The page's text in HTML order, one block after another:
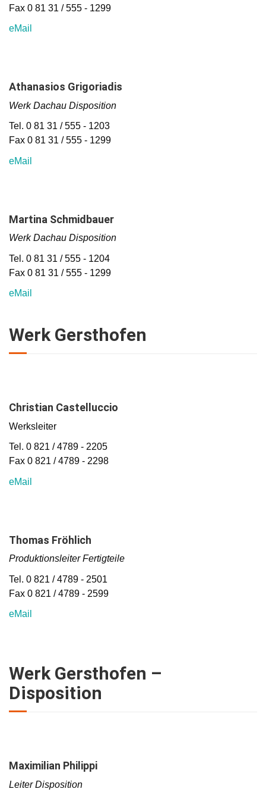
Fax 0 81 31 / 555 - 1299
eMail
Athanasios Grigoriadis
Werk Dachau Disposition
Tel. 0 81 31 / 555 - 1203
Fax 0 81 31 / 555 - 1299
eMail
Martina Schmidbauer
Werk Dachau Disposition
Tel. 0 81 31 / 555 - 1204
Fax 0 81 31 / 555 - 1299
eMail
Werk Gersthofen
Christian Castelluccio
Werksleiter
Tel. 0 821 / 4789 - 2205
Fax 0 821 / 4789 - 2298
eMail
Thomas Fröhlich
Produktionsleiter Fertigteile
Tel. 0 821 / 4789 - 2501
Fax 0 821 / 4789 - 2599
eMail
Werk Gersthofen –
Disposition
Maximilian Philippi
Leiter Disposition